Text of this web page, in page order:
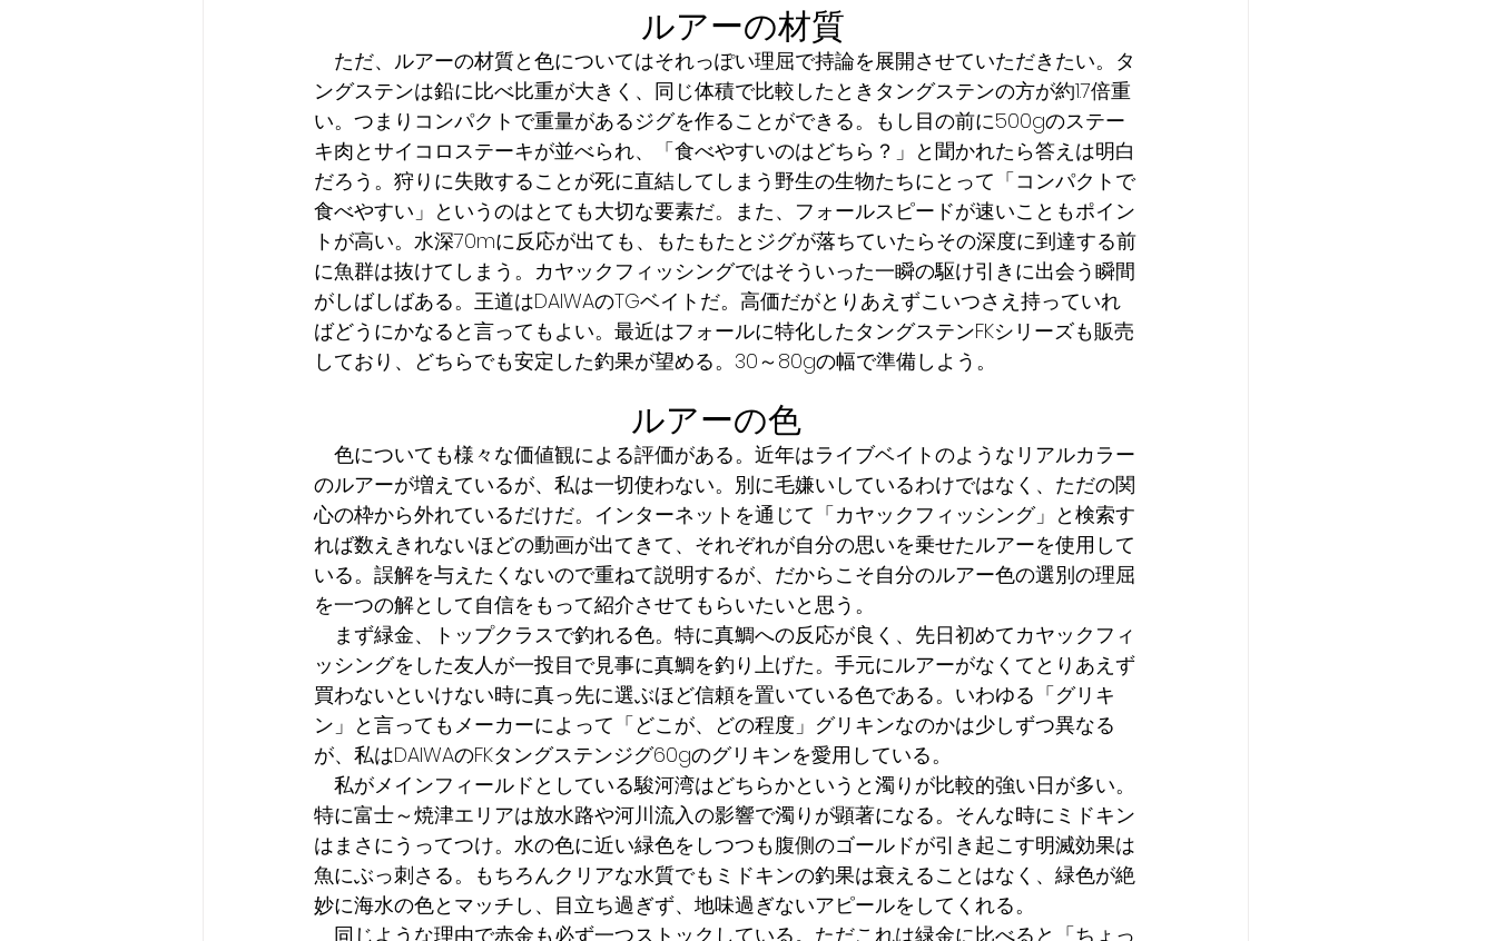
ルアーの材質
ただ、ルアーの材質と色についてはそれっぽい理屈で持論を展開させていただきたい。タ
ングステンは鉛に比べ比重が大きく、同じ体積で比較したときタングステンの方が約1.7倍重
い。つまりコンパクトで重量があるジグを作ることができる。もし目の前に500gのステー
キ肉とサイコロステーキが並べられ、「食べやすいのはどちら？」と聞かれたら答えは明白
だろう。狩りに失敗することが死に直結してしまう野生の生物たちにとって「コンパクトで
食べやすい」というのはとても大切な要素だ。また、フォールスピードが速いこともポイン
トが高い。水深70mに反応が出ても、もたもたとジグが落ちていたらその深度に到達する前
に魚群は抜けてしまう。カヤックフィッシングではそういった一瞬の駆け引きに出会う瞬間
がしばしばある。王道はDAIWAのTGベイトだ。高価だがとりあえずこいつさえ持っていれ
ばどうにかなると言ってもよい。最近はフォールに特化したタングステンFKシリーズも販売
しており、どちらでも安定した釣果が望める。30～80gの幅で準備しよう。
ルアーの色
色についても様々な価値観による評価がある。近年はライブベイトのようなリアルカラー
のルアーが増えているが、私は一切使わない。別に毛嫌いしているわけではなく、ただの関
心の枠から外れているだけだ。インターネットを通じて「カヤックフィッシング」と検索す
れば数えきれないほどの動画が出てきて、それぞれが自分の思いを乗せたルアーを使用して
いる。誤解を与えたくないので重ねて説明するが、だからこそ自分のルアー色の選別の理屈
を一つの解として自信をもって紹介させてもらいたいと思う。
まず緑金、トップクラスで釣れる色。特に真鯛への反応が良く、先日初めてカヤックフィ
ッシングをした友人が一投目で見事に真鯛を釣り上げた。手元にルアーがなくてとりあえず
買わないといけない時に真っ先に選ぶほど信頼を置いている色である。いわゆる「グリキ
ン」と言ってもメーカーによって「どこが、どの程度」グリキンなのかは少しずつ異なる
が、私はDAIWAのFKタングステンジグ60gのグリキンを愛用している。
私がメインフィールドとしている駿河湾はどちらかというと濁りが比較的強い日が多い。
特に富士～焼津エリアは放水路や河川流入の影響で濁りが顕著になる。そんな時にミドキン
はまさにうってつけ。水の色に近い緑色をしつつも腹側のゴールドが引き起こす明滅効果は
魚にぶっ刺さる。もちろんクリアな水質でもミドキンの釣果は衰えることはなく、緑色が絶
妙に海水の色とマッチし、目立ち過ぎず、地味過ぎないアピールをしてくれる。
同じような理由で赤金も必ず一つストックしている。ただこれは緑金に比べると「ちょっ